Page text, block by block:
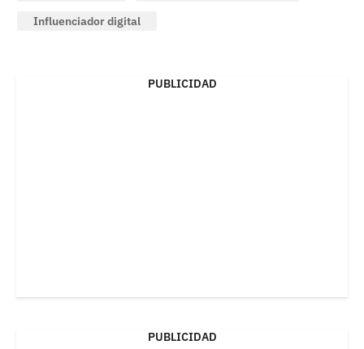
Influenciador digital
PUBLICIDAD
PUBLICIDAD